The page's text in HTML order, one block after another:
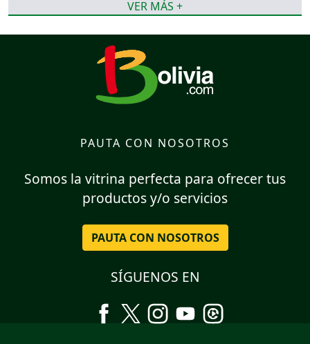
VER MÁS +
PAUTA CON NOSOTROS
Somos la vitrina perfecta para ofrecer tus
productos y/o servicios
PAUTA CON NOSOTROS
SÍGUENOS EN